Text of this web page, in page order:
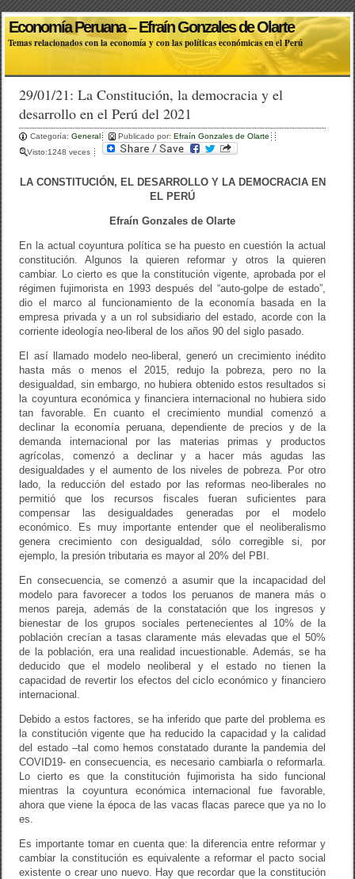
Economía Peruana – Efraín Gonzales de Olarte
Temas relacionados con la economía y con las políticas económicas en el Perú
29/01/21: La Constitución, la democracia y el
desarrollo en el Perú del 2021
Categoría:General Publicado por:Efraín Gonzales de Olarte
Visto:1248 veces
LA CONSTITUCIÓN, EL DESARROLLO Y LA DEMOCRACIA EN
EL PERÚ
Efraín Gonzales de Olarte
En la actual coyuntura política se ha puesto en cuestión la actual
constitución. Algunos la quieren reformar y otros la quieren
cambiar. Lo cierto es que la constitución vigente, aprobada por el
régimen fujimorista en 1993 después del “auto-golpe de estado”,
dio el marco al funcionamiento de la economía basada en la
empresa privada y a un rol subsidiario del estado, acorde con la
corriente ideología neo-liberal de los años 90 del siglo pasado.
El así llamado modelo neo-liberal, generó un crecimiento inédito
hasta más o menos el 2015, redujo la pobreza, pero no la
desigualdad, sin embargo, no hubiera obtenido estos resultados si
la coyuntura económica y financiera internacional no hubiera sido
tan favorable. En cuanto el crecimiento mundial comenzó a
declinar la economía peruana, dependiente de precios y de la
demanda internacional por las materias primas y productos
agrícolas, comenzó a declinar y a hacer más agudas las
desigualdades y el aumento de los niveles de pobreza. Por otro
lado, la reducción del estado por las reformas neo-liberales no
permitió que los recursos fiscales fueran suficientes para
compensar las desigualdades generadas por el modelo
económico. Es muy importante entender que el neoliberalismo
genera crecimiento con desigualdad, sólo corregible si, por
ejemplo, la presión tributaria es mayor al 20% del PBI.
En consecuencia, se comenzó a asumir que la incapacidad del
modelo para favorecer a todos los peruanos de manera más o
menos pareja, además de la constatación que los ingresos y
bienestar de los grupos sociales pertenecientes al 10% de la
población crecían a tasas claramente más elevadas que el 50%
de la población, era una realidad incuestionable. Además, se ha
deducido que el modelo neoliberal y el estado no tienen la
capacidad de revertir los efectos del ciclo económico y financiero
internacional.
Debido a estos factores, se ha inferido que parte del problema es
la constitución vigente que ha reducido la capacidad y la calidad
del estado –tal como hemos constatado durante la pandemia del
COVID19- en consecuencia, es necesario cambiarla o reformarla.
Lo cierto es que la constitución fujimorista ha sido funcional
mientras la coyuntura económica internacional fue favorable,
ahora que viene la época de las vacas flacas parece que ya no lo
es.
Es importante tomar en cuenta que: la diferencia entre reformar y
cambiar la constitución es equivalente a reformar el pacto social
existente o crear uno nuevo. Hay que recordar que la constitución